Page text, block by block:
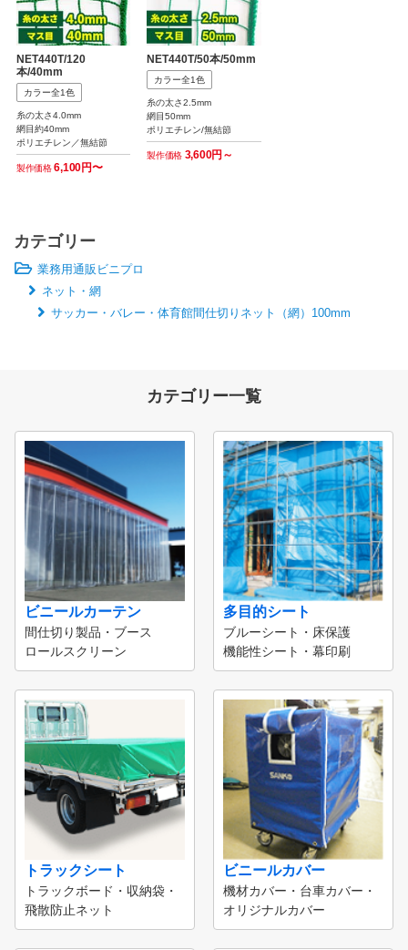
NET440T/120
本/40mm
カラー全1色
糸の太さ4.0mm
網目約40mm
ポリエチレン／無結節
製作価格6,100円〜
NET440T/50本/50mm
カラー全1色
糸の太さ2.5mm
網目50mm
ポリエチレン/無結節
製作価格 3,600円～
カテゴリー
業務用通販ビニプロ
ネット・網
サッカー・バレー・体育館間仕切りネット（網）100mm
カテゴリー一覧
ビニールカーテン
間仕切り製品・ブース
ロールスクリーン
多目的シート
ブルーシート・床保護
機能性シート・幕印刷
トラックシート
トラックボード・収納袋・
飛散防止ネット
ビニールカバー
機材カバー・台車カバー・
オリジナルカバー